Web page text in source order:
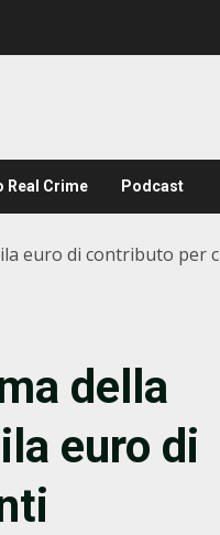
Real Crime Podcast
euro di contributo
della
euro di